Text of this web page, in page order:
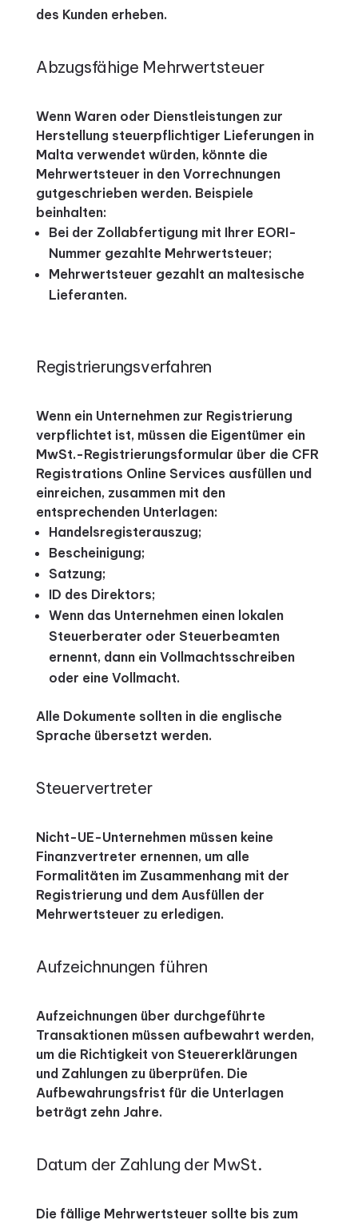
des Kunden erheben.
Abzugsfähige Mehrwertsteuer
Wenn Waren oder Dienstleistungen zur
Herstellung steuerpflichtiger Lieferungen in
Malta verwendet würden, könnte die
Mehrwertsteuer in den Vorrechnungen
gutgeschrieben werden. Beispiele
beinhalten:
Bei der Zollabfertigung mit Ihrer EORI-
Nummer gezahlte Mehrwertsteuer;
Mehrwertsteuer gezahlt an maltesische
Lieferanten.
Registrierungsverfahren
Wenn ein Unternehmen zur Registrierung
verpflichtet ist, müssen die Eigentümer ein
MwSt.-Registrierungsformular über die CFR
Registrations Online Services ausfüllen und
einreichen, zusammen mit den
entsprechenden Unterlagen:
Handelsregisterauszug;
Bescheinigung;
Satzung;
ID des Direktors;
Wenn das Unternehmen einen lokalen
Steuerberater oder Steuerbeamten
ernennt, dann ein Vollmachtsschreiben
oder eine Vollmacht.
Alle Dokumente sollten in die englische
Sprache übersetzt werden.
Steuervertreter
Nicht-UE-Unternehmen müssen keine
Finanzvertreter ernennen, um alle
Formalitäten im Zusammenhang mit der
Registrierung und dem Ausfüllen der
Mehrwertsteuer zu erledigen.
Aufzeichnungen führen
Aufzeichnungen über durchgeführte
Transaktionen müssen aufbewahrt werden,
um die Richtigkeit von Steuererklärungen
und Zahlungen zu überprüfen. Die
Aufbewahrungsfrist für die Unterlagen
beträgt zehn Jahre.
Datum der Zahlung der MwSt.
Die fällige Mehrwertsteuer sollte bis zum